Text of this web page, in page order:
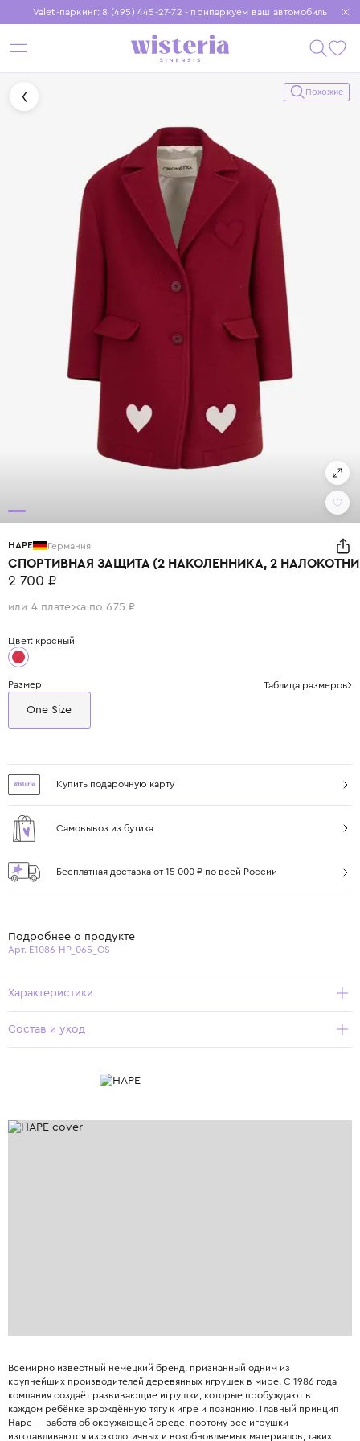
Valet-паркинг: 8 (495) 445-27-72 - припаркуем ваш автомобиль
Бесплатная доставка при заказе от 15 000 ₽
Установите приложение, чтобы покупки были еще удобнее
Похожие
HAPE Германия
СПОРТИВНАЯ ЗАЩИТА (2 НАКОЛЕННИКА, 2
2 700 ₽
или 4 платежа по 675 ₽
Цвет: красный
Размер Таблица размеров
One Size
Купить подарочную карту
Самовывоз из бутика
Бесплатная доставка от 15 000 ₽ по всей России
Подробнее о продукте
Арт. E1086-HP_065_OS
Характеристики
Состав и уход
Всемирно известный немецкий бренд, признанный одним из
крупнейших производителей деревянных игрушек в мире. С 1986 года
компания создаёт развивающие игрушки, которые пробуждают в
каждом ребёнке врождённую тягу к игре и познанию. Главный принцип
Hape — забота об окружающей среде, поэтому все игрушки
изготавливаются из экологичных и возобновляемых материалов, таких